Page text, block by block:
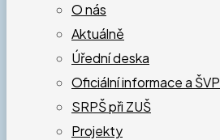
O nás
Aktuálně
Úřední deska
Oficiální informace a ŠVP
SRPŠ při ZUŠ
Projekty